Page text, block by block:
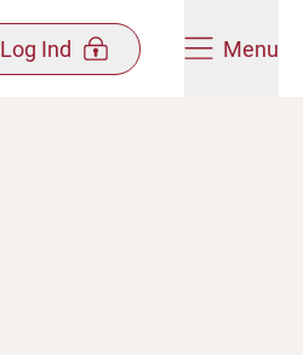
Log Ind Menu